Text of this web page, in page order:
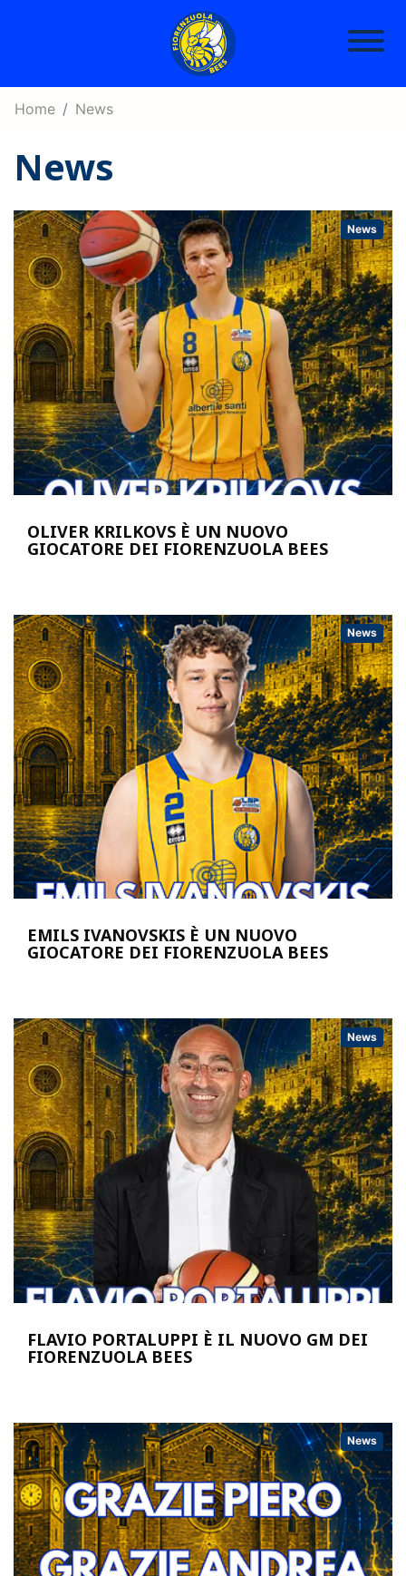
Home News
News
News
OLIVER KRILKOVS È UN NUOVO
GIOCATORE DEI FIORENZUOLA BEES
News
EMILS IVANOVSKIS È UN NUOVO
GIOCATORE DEI FIORENZUOLA BEES
News
FLAVIO PORTALUPPI È IL NUOVO GM DEI
FIORENZUOLA BEES
News